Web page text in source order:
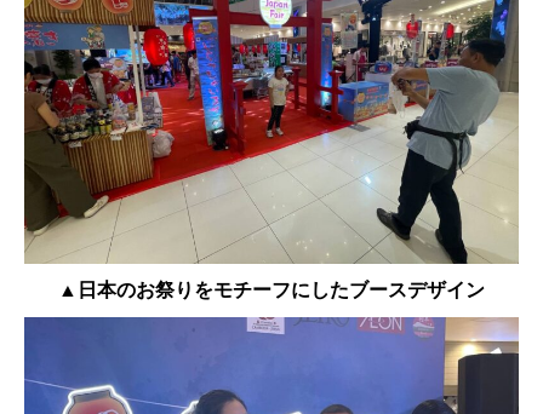
▲日本のお祭りをモチーフにしたブースデザイン